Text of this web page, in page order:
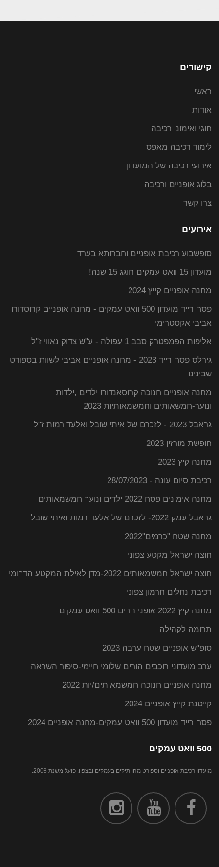
קישורים
ראשי
אודות
חוגי ואימוני רכיבה
לימוד רכיבה מאפס
אירועי רכיבה של המועדון
בלוג אופניים ורכיבה
צרו קשר
אירועים
סופשבוע רכיבת אופניים וחברותא בערד
מועדון 15 וואט עמקים חוגג 15 שנה!
מחנה אופניים קייץ 2024
פסח רייד מועדון 500 וואט עמקים - מחנה אופניים קרוסדורו
אביבי אקסטרימי
אליפות הפמפטרק סבב 1 עפולה - ע"ש צדוק נאווי ז"ל
גירלס פסח רייד 2023 - מחנה אופניים אביבי לשוות בספורט
שבינינו
מחנה אופניים חנוכה קרוסאנדורו ילדים ,ילדות
ונוער-חמשאותים וחמשמאותיות 2023
גראבל 2023 - לזכרם של איתי שובל ואלעד רמות ז"ל
חופשת מורזין 2023
מחנה קיץ 2023
רכיבת סיום עונה - 28/07/2023
מחנה אימונים פסח 2022 ילדים ונוער חמשמאותים
גראבל עמק 2022- לזכרם של אלעד רמות ואיתי שובל
מחנה שטח "כרמים"2022
חוצה ישראל מקטע צפוני
חוצה ישראל חמשמאותים 2022-מדן לאילת המקטע הדרומי
רכיבת נחלים חרמון צפוני
מחנה קיץ 2022 אופני הרים 500 וואט עמקים
תרומה לקהילה
סופ"ש אופניים שטח ערבה 2023
ערב מועדוני רוכבים הורים שלומי חיימי-סיפור השראה
מחנה אופניים חנוכה חמשמאותים/יות 2022
קייטנת קייץ אופניים 2024
פסח רייד מועדון 500 וואט עמקים-מחנה אופניים 2024
500 וואט עמקים
מועדון רכיבת אופניים וספורט מהוותיקים בעמקים ובצפון, פועל משנת 2008.